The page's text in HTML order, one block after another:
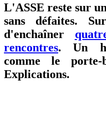
L'ASSE reste sur
sans défaites.
d'enchaîner
rencontres. Un
comme le porte-
Explications.